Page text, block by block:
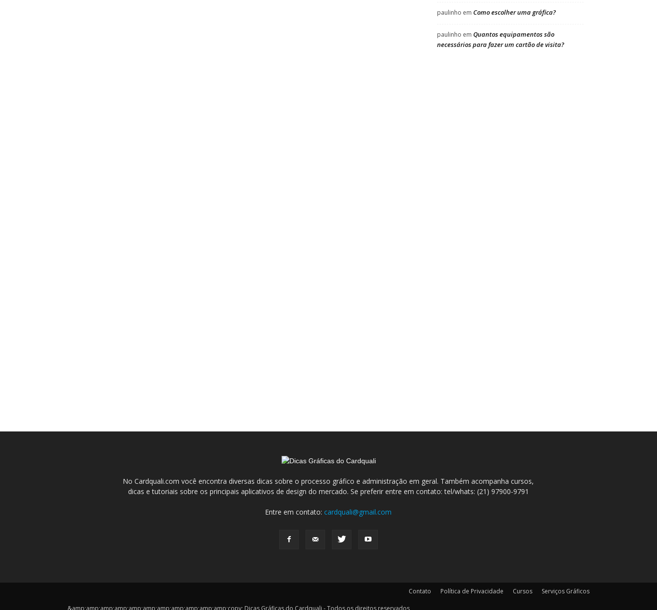
paulinho em Como escolher uma gráfica?
paulinho em Quantos equipamentos são
necessários para fazer um cartão de visita?
No Cardquali.com você encontra diversas dicas sobre o processo gráfico e administração em geral. Também acompanha cursos,
dicas e tutoriais sobre os principais aplicativos de design do mercado. Se preferir entre em contato: tel/whats: (21) 97900-9791
Entre em contato:cardquali@gmail.com
Contato Política de Privacidade Cursos Serviços Gráficos
&amp;amp;amp;amp;amp;amp;amp;amp;amp;amp;amp;copy; Dicas Gráficas do Cardquali - Todos os direitos reservados